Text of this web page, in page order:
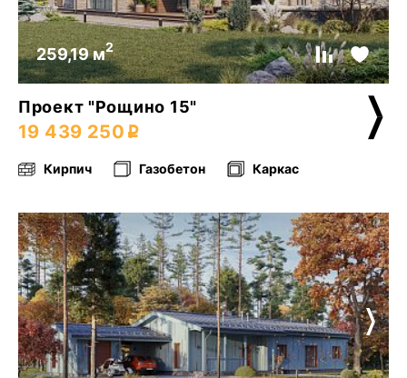
259,19 м2
Проект "Рощино 15"
19 439 250
Кирпич Газобетон Каркас